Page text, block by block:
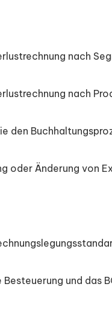
nach
nach
den
oder Änderung von
und das